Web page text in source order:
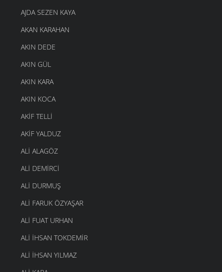
AJDA SEZEN KAYA
AKAN KARAHAN
AKIN DEDE
AKIN GÜL
AKIN KARA
AKIN KOCA
AKIF TELLI
AKIF YALDUZ
ALI ALAGÖZ
ALI DEMIRCI
ALI DURMUŞ
ALI FARUK ÖZYAŞAR
ALI FUAT URHAN
ALI IHSAN TOKDEMIR
ALI İHSAN YILMAZ